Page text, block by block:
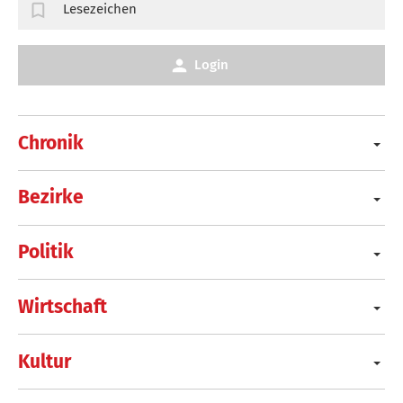
Chronik
Bezirke
Politik
Wirtschaft
Kultur
Lesezeichen
Login